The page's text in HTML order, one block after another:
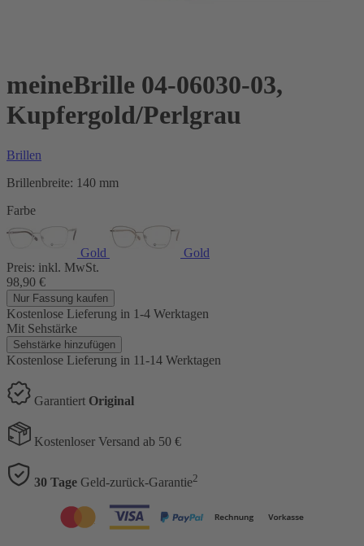
meineBrille 04-06030-03,
Kupfergold/Perlgrau
Brillen
Brillenbreite: 140 mm
Farbe
Gold
Gold
Preis: inkl. MwSt.
98,90 €
Nur Fassung kaufen
Kostenlose Lieferung in 1-4 Werktagen
Mit Sehstärke
Sehstärke hinzufügen
Kostenlose Lieferung in 11-14 Werktagen
Garantiert Original
Kostenloser Versand ab 50 €
30 Tage Geld-zurück-Garantie2